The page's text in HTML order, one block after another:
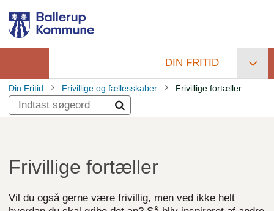
hovedindhold
Primær
navigation
DIN FRITID
Brødkrumme
Din Fritid Frivillige og fællesskaber Frivillige fortæller
Frivillige fortæller
Vil du også gerne være frivillig, men ved ikke helt